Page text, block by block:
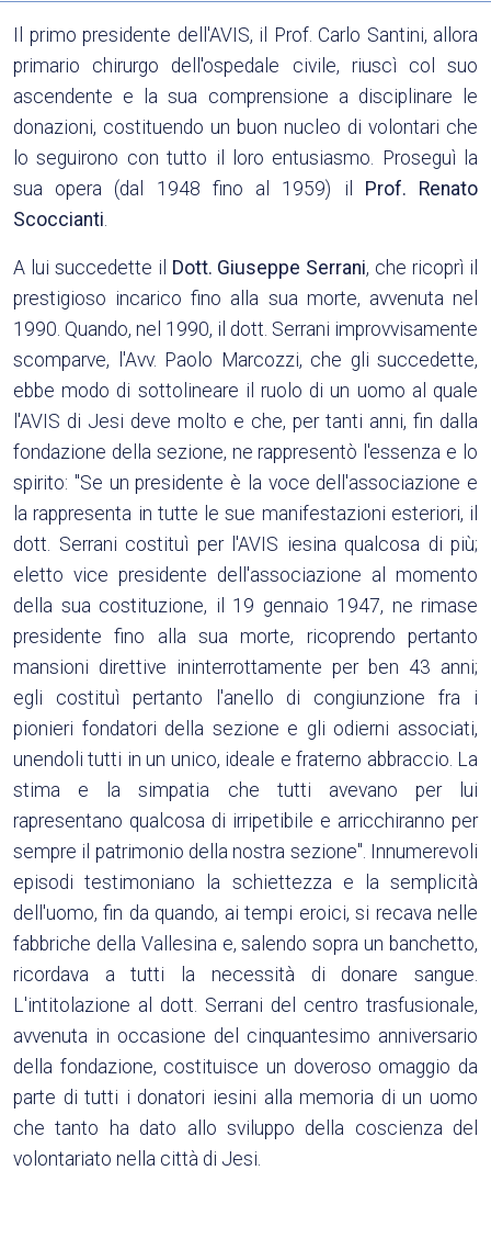
Il primo presidente dell'AVIS, il Prof. Carlo Santini, allora
primario chirurgo dell'ospedale civile, riuscì col suo
ascendente e la sua comprensione a disciplinare le
donazioni, costituendo un buon nucleo di volontari che
lo seguirono con tutto il loro entusiasmo. Proseguì la
sua opera (dal 1948 fino al 1959) il Prof. Renato
Scoccianti
A lui succedette il Dott. Giuseppe Serrani, che ricoprì il
prestigioso incarico fino alla sua morte, avvenuta nel
1990. Quando, nel 1990, il dott. Serrani improvvisamente
scomparve, l'Avv. Paolo Marcozzi, che gli succedette,
ebbe modo di sottolineare il ruolo di un uomo al quale
l'AVIS di Jesi deve molto e che, per tanti anni, fin dalla
fondazione della sezione, ne rappresentò l'essenza e lo
spirito: "Se un presidente è la voce dell'associazione e
la rappresenta in tutte le sue manifestazioni esteriori, il
dott. Serrani costituì per l'AVIS iesina qualcosa di più;
eletto vice presidente dell'associazione al momento
della sua costituzione, il 19 gennaio 1947, ne rimase
presidente fino alla sua morte, ricoprendo pertanto
mansioni direttive ininterrottamente per ben 43 anni;
egli costituì pertanto l'anello di congiunzione fra i
pionieri fondatori della sezione e gli odierni associati,
unendoli tutti in un unico, ideale e fraterno abbraccio. La
stima e la simpatia che tutti avevano per lui
rapresentano qualcosa di irripetibile e arricchiranno per
sempre il patrimonio della nostra sezione". Innumerevoli
episodi testimoniano la schiettezza e la semplicità
dell'uomo, fin da quando, ai tempi eroici, si recava nelle
fabbriche della Vallesina e, salendo sopra un banchetto,
ricordava a tutti la necessità di donare sangue.
L'intitolazione al dott. Serrani del centro trasfusionale,
avvenuta in occasione del cinquantesimo anniversario
della fondazione, costituisce un doveroso omaggio da
parte di tutti i donatori iesini alla memoria di un uomo
che tanto ha dato allo sviluppo della coscienza del
volontariato nella città di Jesi.